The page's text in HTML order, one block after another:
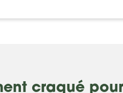
craqué pour